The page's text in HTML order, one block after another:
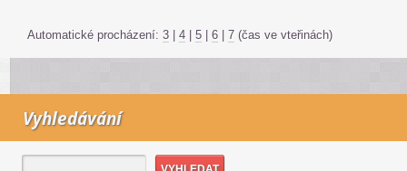
Automatické procházení: 3 4 5 6 7 (čas ve vteřinách)
Vyhledávání